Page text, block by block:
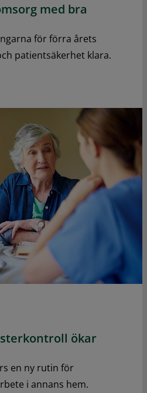
med bra
för förra årets
patientsäkerhet klara.
ökar
en ny rutin för
i annans hem.